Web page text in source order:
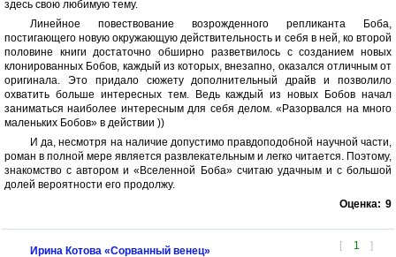
здесь свою любимую тему.
Линейное повествование возрожденного репликанта Боба,
постигающего новую окружающую действительность и себя в ней, ко второй
половине книги достаточно обширно разветвилось с созданием новых
клонированных Бобов, каждый из которых, внезапно, оказался отличным от
оригинала. Это придало сюжету дополнительный драйв и позволило
охватить больше интересных тем. Ведь каждый из новых Бобов начал
заниматься наиболее интересным для себя делом. «Разорвался на много
маленьких Бобов» в действии ))
И да, несмотря на наличие допустимо правдоподобной научной части,
роман в полной мере является развлекательным и легко читается. Поэтому,
знакомство с автором и «Вселенной Боба» считаю удачным и с большой
долей вероятности его продолжу.
Оценка: 9
[ 1 ]
Ирина Котова «Сорванный венец»